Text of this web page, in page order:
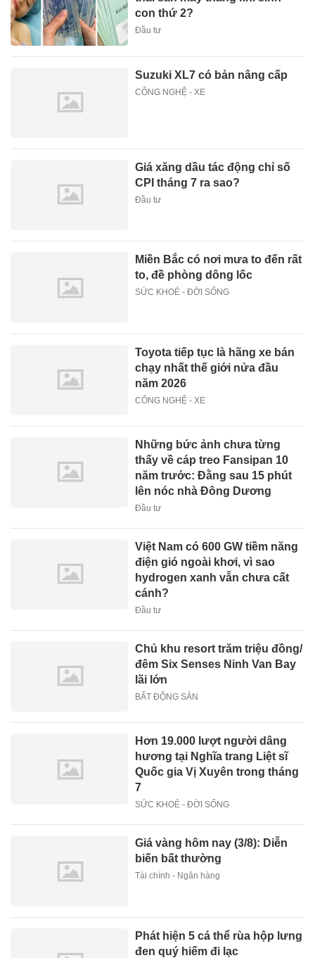
con thứ 2?
Đầu tư
Suzuki XL7 có bản nâng cấp
CÔNG NGHỆ - XE
Giá xăng dầu tác động chỉ số
CPI tháng 7 ra sao?
Đầu tư
Miền Bắc có nơi mưa to đến rất
to, đề phòng dông lốc
SỨC KHOẺ - ĐỜI SỐNG
Toyota tiếp tục là hãng xe bán
chạy nhất thế giới nửa đầu
năm 2026
CÔNG NGHỆ - XE
Những bức ảnh chưa từng
thấy về cáp treo Fansipan 10
năm trước: Đằng sau 15 phút
lên nóc nhà Đông Dương
Đầu tư
Việt Nam có 600 GW tiềm năng
điện gió ngoài khơi, vì sao
hydrogen xanh vẫn chưa cất
cánh?
Đầu tư
Chủ khu resort trăm triệu đồng/
đêm Six Senses Ninh Van Bay
lãi lớn
BẤT ĐỘNG SẢN
Hơn 19.000 lượt người dâng
hương tại Nghĩa trang Liệt sĩ
Quốc gia Vị Xuyên trong tháng
7
SỨC KHOẺ - ĐỜI SỐNG
Giá vàng hôm nay (3/8): Diễn
biến bất thường
Tài chính - Ngân hàng
Phát hiện 5 cá thể rùa hộp lưng
đen quý hiếm đi lạc